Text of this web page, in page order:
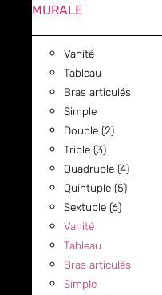
MURALE
Vanité
Tableau
Bras articulés
Simple
Double (2)
Triple (3)
Quadruple (4)
Quintuple (5)
Sextuple (6)
Vanité
Tableau
Bras articulés
Simple